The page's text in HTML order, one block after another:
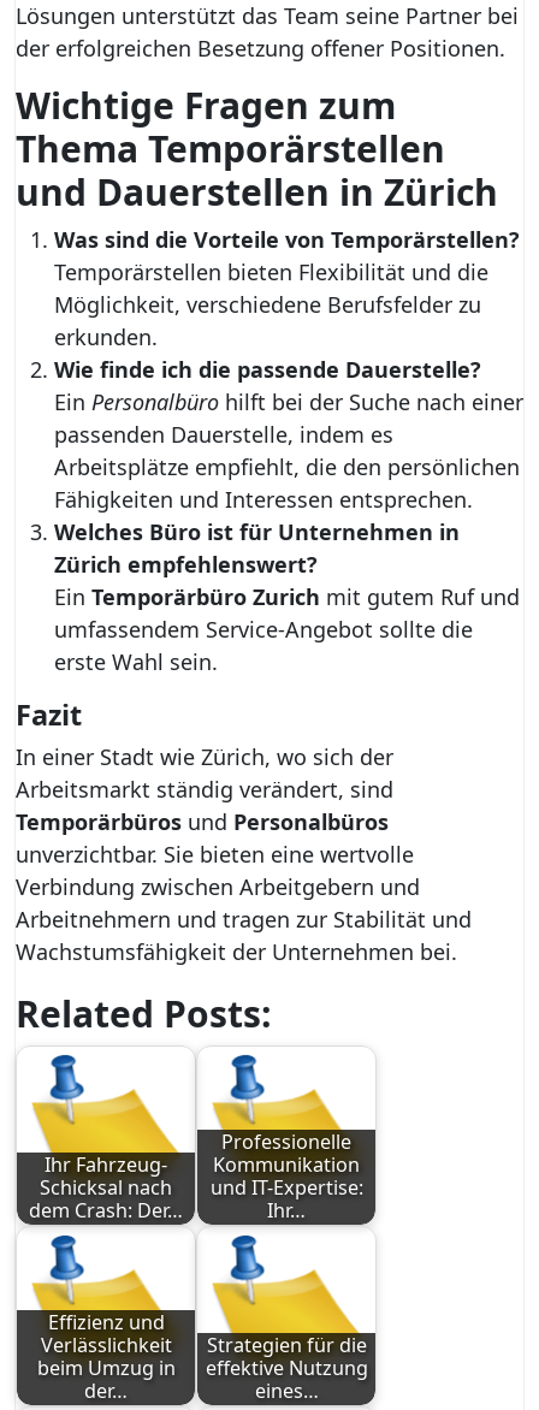
Lösungen unterstützt das Team seine Partner bei
der erfolgreichen Besetzung offener Positionen.
Wichtige Fragen zum
Thema Temporärstellen
und Dauerstellen in Zürich
Was sind die Vorteile von Temporärstellen?
Temporärstellen bieten Flexibilität und die
Möglichkeit, verschiedene Berufsfelder zu
erkunden.
Wie finde ich die passende Dauerstelle?
Ein Personalbüro hilft bei der Suche nach einer
passenden Dauerstelle, indem es
Arbeitsplätze empfiehlt, die den persönlichen
Fähigkeiten und Interessen entsprechen.
Welches Büro ist für Unternehmen in
Zürich empfehlenswert?
Ein Temporärbüro Zurich mit gutem Ruf und
umfassendem Service-Angebot sollte die
erste Wahl sein.
Fazit
In einer Stadt wie Zürich, wo sich der
Arbeitsmarkt ständig verändert, sind
Temporärbüros und Personalbüros
unverzichtbar. Sie bieten eine wertvolle
Verbindung zwischen Arbeitgebern und
Arbeitnehmern und tragen zur Stabilität und
Wachstumsfähigkeit der Unternehmen bei.
Related Posts:
Ihr Fahrzeug-
Schicksal nach
dem Crash: Der…
Professionelle
Kommunikation
und IT-Expertise:
Ihr…
Effizienz und
Verlässlichkeit
beim Umzug in
der…
Strategien für die
effektive Nutzung
eines…